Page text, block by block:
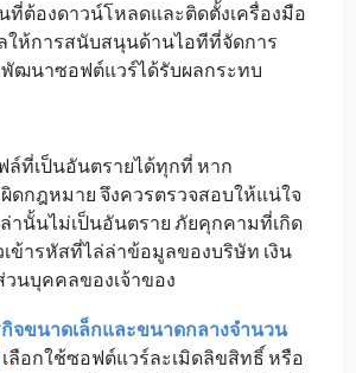
ที่ต้องดาวน์โหลดและติดตั้งเครื่องมือ
ให้การสนับสนุนด้านไอทีที่จัดการ
พัฒนาซอฟต์แวร์ได้รับผลกระทบ
ล์ที่เป็นอันตรายได้ทุกที่ หาก
ดกฎหมาย จึงควรตรวจสอบให้แน่ใจ
านั้นไม่เป็นอันตราย ภัยคุกคามที่เกิด
ข้ารหัสที่ไล่ล่าข้อมูลของบริษัท เงิน
นบุคคลของเจ้าของ
จขนาดเล็กและขนาดกลางจำนวน
เลือกใช้ซอฟต์แวร์ละเมิดลิขสิทธิ์ หรือ